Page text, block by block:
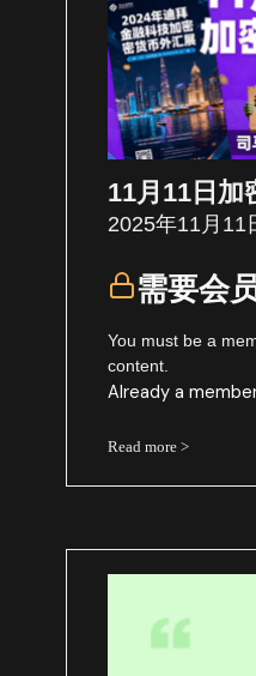
11月11日加
2025年11月11
需要会
You must be a
content.
Already a
Read more >